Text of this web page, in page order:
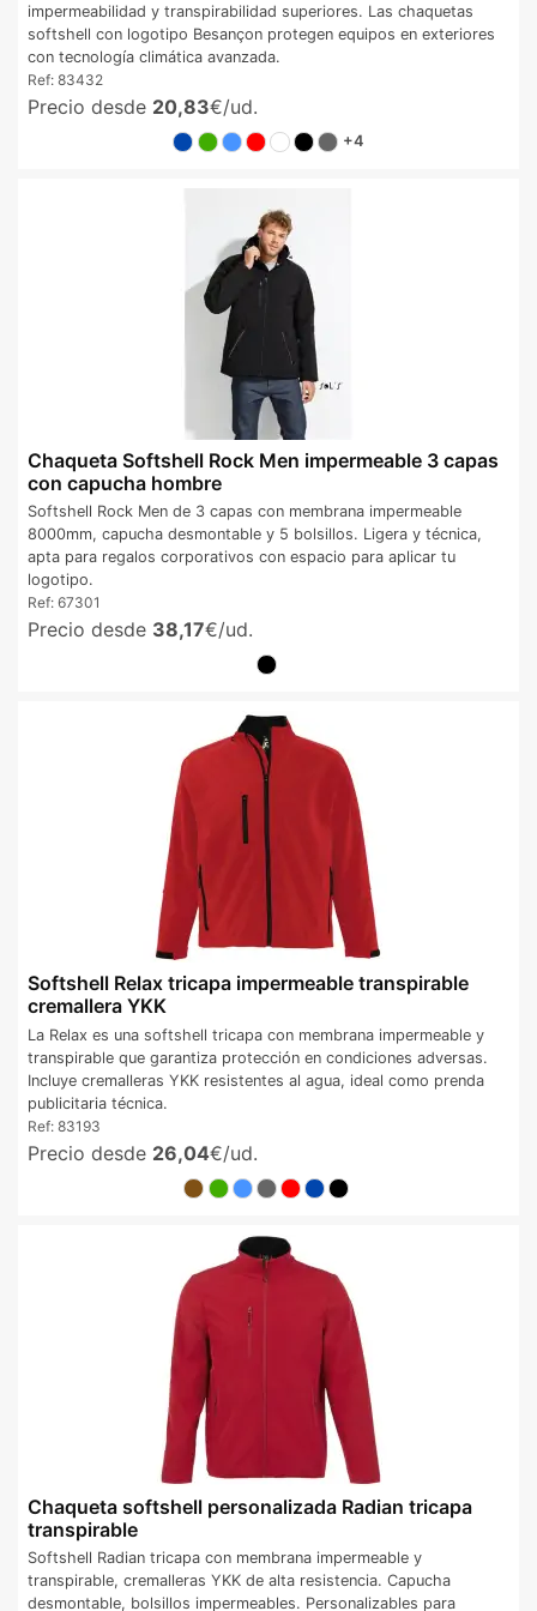
impermeabilidad y transpirabilidad superiores. Las chaquetas
softshell con logotipo Besançon protegen equipos en exteriores
con tecnología climática avanzada.
Ref: 83432
Precio desde 20,83€/ud.
+4
Chaqueta Softshell Rock Men impermeable 3 capas
con capucha hombre
Softshell Rock Men de 3 capas con membrana impermeable
8000mm, capucha desmontable y 5 bolsillos. Ligera y técnica,
apta para regalos corporativos con espacio para aplicar tu
logotipo.
Ref: 67301
Precio desde 38,17€/ud.
Softshell Relax tricapa impermeable transpirable
cremallera YKK
La Relax es una softshell tricapa con membrana impermeable y
transpirable que garantiza protección en condiciones adversas.
Incluye cremalleras YKK resistentes al agua, ideal como prenda
publicitaria técnica.
Ref: 83193
Precio desde 26,04€/ud.
Chaqueta softshell personalizada Radian tricapa
transpirable
Softshell Radian tricapa con membrana impermeable y
transpirable, cremalleras YKK de alta resistencia. Capucha
desmontable, bolsillos impermeables. Personalizables para